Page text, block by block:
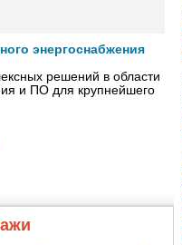
энергоснабжения
решений в области
и ПО для крупнейшего